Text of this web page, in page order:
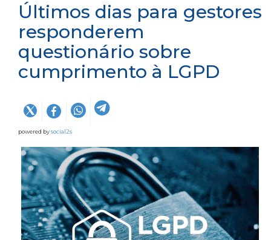
Últimos dias para gestores
responderem
questionário sobre
cumprimento à LGPD
powered bysocial2s